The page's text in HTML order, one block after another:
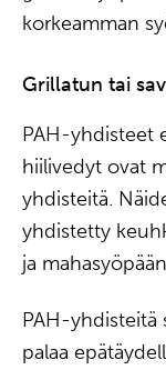
korkeamman
Grillatun tai
PAH-yhdisteet
hiilivedyt ovat
yhdisteitä.
yhdistetty
ja
PAH-yhdisteitä
palaa